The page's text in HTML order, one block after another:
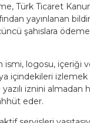
Türk Ticaret
yayınlanan
şahıslara
logosu, içeriği
içindekileri
iznini
eder.